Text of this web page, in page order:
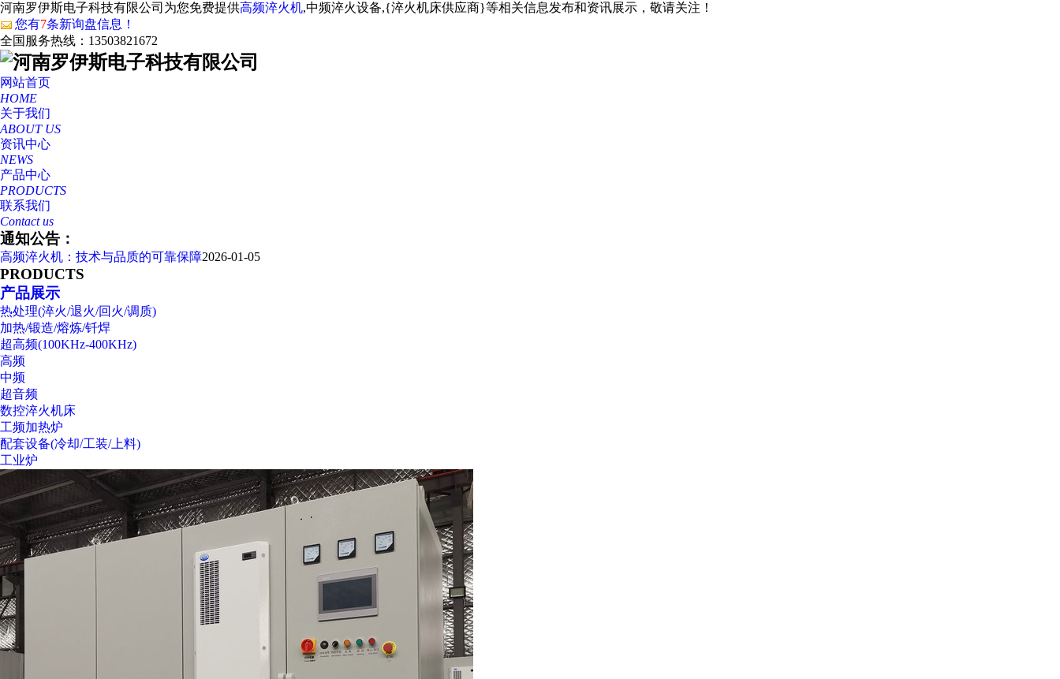
河南罗伊斯电子科技有限公司为您免费提供高频淬火机,中频淬火设备,{淬火机床供应商}等相关信息发布和资讯展示，敬请关注！
您有7条新询盘信息！
全国服务热线： 13503821672
网站首页
HOME
关于我们
ABOUT US
资讯中心
NEWS
产品中心
PRODUCTS
联系我们
Contact us
通知公告：
高频淬火机：技术与品质的可靠保障2026-01-05
PRODUCTS
产品展示
热处理(淬火/退火/回火/调质)
加热/锻造/熔炼/钎焊
超高频(100KHz-400KHz)
高频
中频
超音频
数控淬火机床
工频加热炉
配套设备(冷却/工装/上料)
工业炉